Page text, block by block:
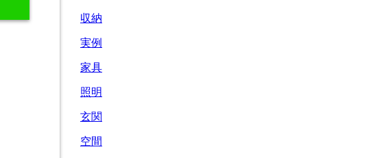
収納
実例
家具
照明
玄関
空間